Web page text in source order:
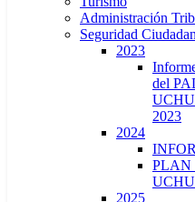
Administración
Seguridad
2023
del
2023
2024
PLAN
2025